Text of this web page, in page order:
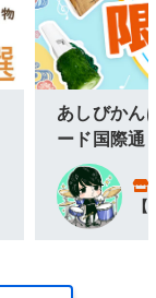
あしびかん
ード国際通